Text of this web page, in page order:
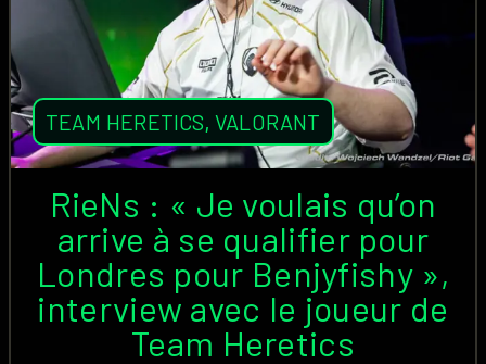
TEAM HERETICS,VALORANT
RieNs : « Je voulais qu’on
arrive à se qualifier pour
Londres pour Benjyfishy »,
interview avec le joueur de
Team Heretics